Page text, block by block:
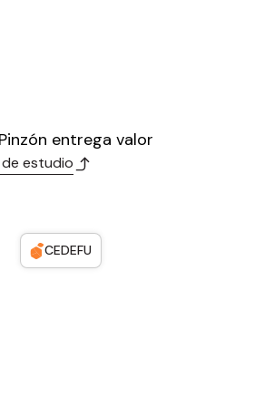
entrega valor
estudio
CEDEFU